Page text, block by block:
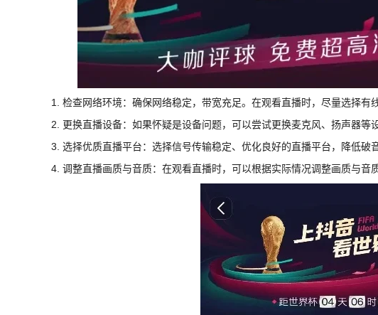
1. 检查网络环境：确保网络稳定，带宽充足。在观看直播时，尽量选择有
2. 更换直播设备：如果怀疑是设备问题，可以尝试更换麦克风、扬声器等设
3. 选择优质直播平台：选择信号传输稳定、优化良好的直播平台，降低破
4. 调整直播画质与音质：在观看直播时，可以根据实际情况调整画质与音